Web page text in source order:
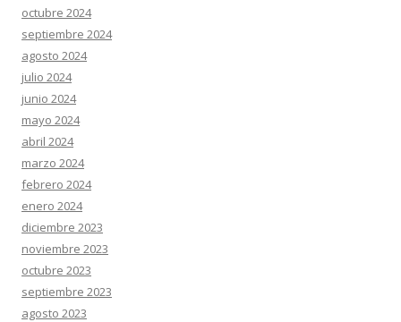
octubre 2024
septiembre 2024
agosto 2024
julio 2024
junio 2024
mayo 2024
abril 2024
marzo 2024
febrero 2024
enero 2024
diciembre 2023
noviembre 2023
octubre 2023
septiembre 2023
agosto 2023